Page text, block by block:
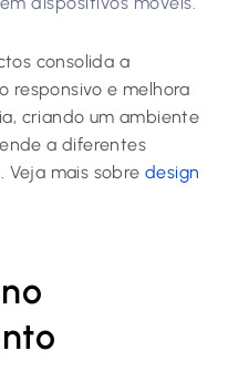
consolida a
responsivo e melhora
criando um ambiente
a diferentes
mais sobre design